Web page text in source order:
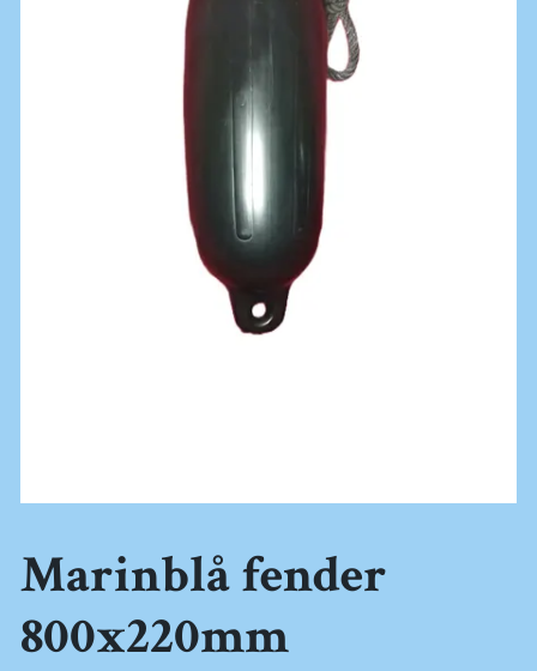
Marinblå fender
800x220mm